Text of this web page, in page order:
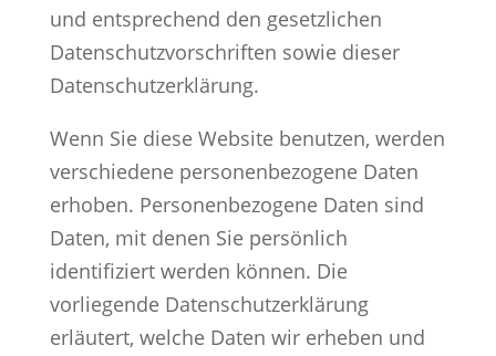
und entsprechend den gesetzlichen
Datenschutzvorschriften sowie dieser
Datenschutzerklärung.
Wenn Sie diese Website benutzen, werden
verschiedene personenbezogene Daten
erhoben. Personenbezogene Daten sind
Daten, mit denen Sie persönlich
identifiziert werden können. Die
vorliegende Datenschutzerklärung
erläutert, welche Daten wir erheben und